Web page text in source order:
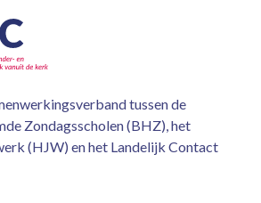
tussen de
Zondagsscholen (BHZ), het
(HJW) en het Landelijk Contact